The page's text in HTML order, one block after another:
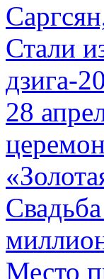
Стали
дзига-
28
Место